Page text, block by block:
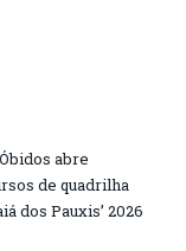
abre
de quadrilha
dos Pauxis’ 2026